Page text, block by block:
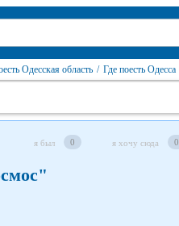
Одесская область / Где поесть Одесса
я был 0 я хочу сюда 0